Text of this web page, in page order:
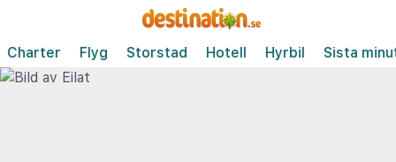
Charter Flyg Storstad Hotell Hyrbil Sista